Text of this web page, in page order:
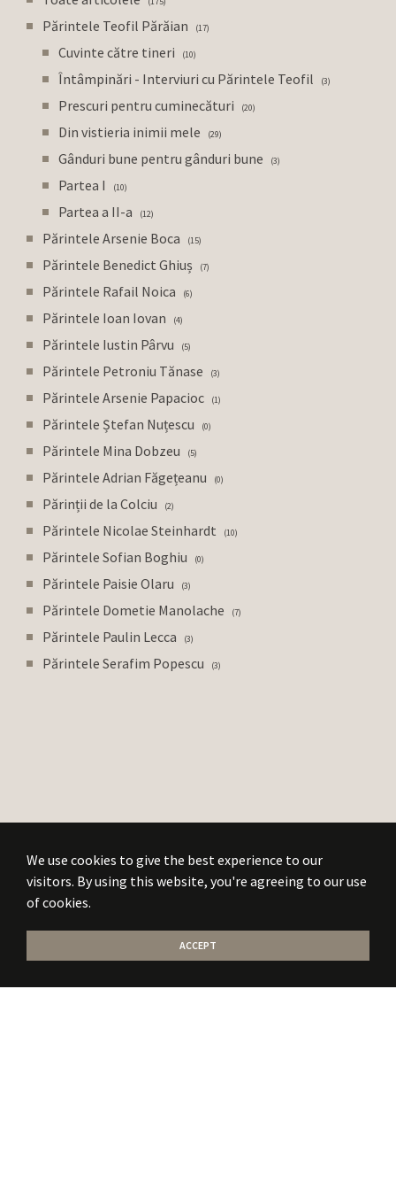
Părintele Teofil Părăian 17
Cuvinte către tineri 10
Întâmpinări - Interviuri cu Părintele Teofil 3
Prescuri pentru cuminecături 20
Din vistieria inimii mele 29
Gânduri bune pentru gânduri bune 3
Partea I 10
Partea a II-a 12
Părintele Arsenie Boca 15
Părintele Benedict Ghiuș 7
Părintele Rafail Noica 6
Părintele Ioan Iovan 4
Părintele Iustin Pârvu 5
Părintele Petroniu Tănase 3
Părintele Arsenie Papacioc 1
Părintele Ștefan Nuțescu 0
Părintele Mina Dobzeu 5
Părintele Adrian Făgețeanu 0
Părinții de la Colciu 2
Părintele Nicolae Steinhardt 10
Părintele Sofian Boghiu 0
Părintele Paisie Olaru 3
Părintele Dometie Manolache 7
Părintele Paulin Lecca 3
Părintele Serafim Popescu 3
We use cookies to give the best experience to our
visitors. By using this website, you're agreeing to our use
of cookies.
ACCEPT